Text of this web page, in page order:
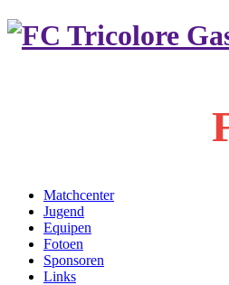
Matchcenter
Jugend
Equipen
Fotoen
Sponsoren
Links